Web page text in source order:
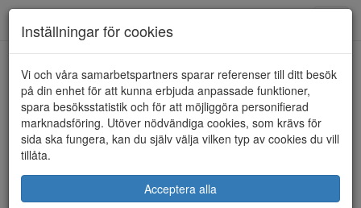
HEM ARA
Inställningar för cookies
Vi och våra samarbetspartners sparar referenser till ditt besök
på din enhet för att kunna erbjuda anpassade funktioner,
spara besöksstatistik och för att möjliggöra personifierad
marknadsföring. Utöver nödvändiga cookies, som krävs för
sida ska fungera, kan du själv välja vilken typ av cookies du vill
tillåta.
Acceptera alla